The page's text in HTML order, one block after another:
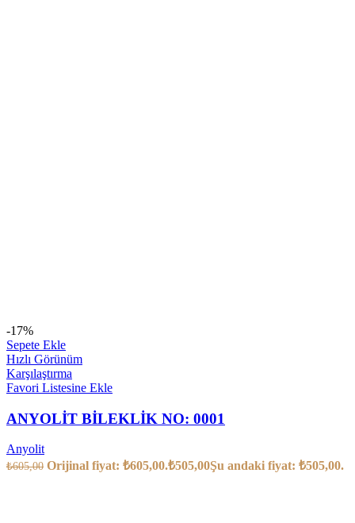
-17%
Sepete Ekle
Hızlı Görünüm
Karşılaştırma
Favori Listesine Ekle
ANYOLİT BİLEKLİK NO: 0001
Anyolit
₺605,00 Orijinal fiyat: ₺605,00.₺505,00Şu andaki fiyat: ₺505,00.